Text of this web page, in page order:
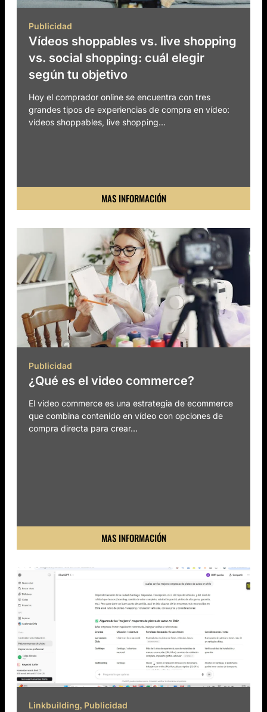
Publicidad
Vídeos shoppables vs. live shopping
vs. social shopping: cuál elegir
según tu objetivo
Hoy el comprador online se encuentra con tres
grandes tipos de experiencias de compra en vídeo:
vídeos shoppables, live shopping...
MAS INFORMACIÓN
Publicidad
¿Qué es el video commerce?
El video commerce es una estrategia de ecommerce
que combina contenido en vídeo con opciones de
compra directa para crear...
MAS INFORMACIÓN
Linkbuilding, Publicidad